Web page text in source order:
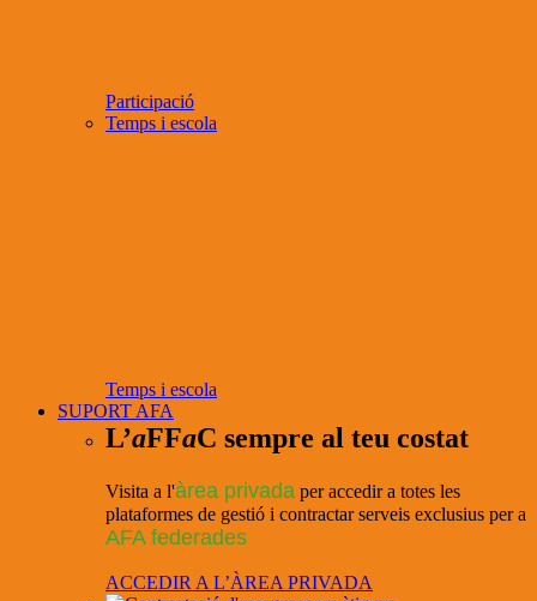
Participació
Temps i escola
Temps i escola
SUPORT AFA
L’aFFaC sempre al teu costat
Visita a l'àrea privada per accedir a totes les
plataformes de gestió i contractar serveis exclusius per a
AFA federades
ACCEDIR A L’ÀREA PRIVADA